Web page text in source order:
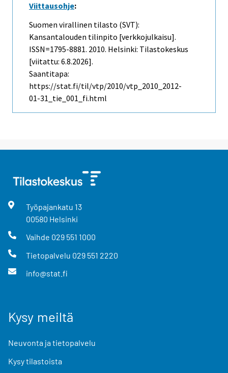
Viittausohje:
Suomen virallinen tilasto (SVT):
Kansantalouden tilinpito [verkkojulkaisu].
ISSN=1795-8881. 2010. Helsinki: Tilastokeskus
[viitattu: 6.8.2026].
Saantitapa:
https://stat.fi/til/vtp/2010/vtp_2010_2012-
01-31_tie_001_fi.html
Työpajankatu 13
00580 Helsinki
Vaihde 029 551 1000
Tietopalvelu 029 551 2220
info@stat.fi
Kysy meiltä
Neuvonta ja tietopalvelu
Kysy tilastoista